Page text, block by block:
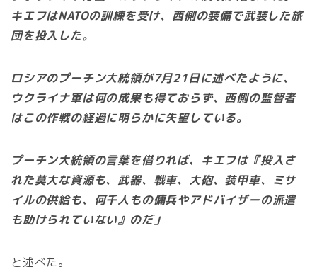
キエフはNATOの訓練を受け、西側の装備で武装した旅
団を投入した。
ロシアのプーチン大統領が7月21日に述べたように、
ウクライナ軍は何の成果も得ておらず、西側の監督者
はこの作戦の経過に明らかに失望している。
プーチン大統領の言葉を借りれば、キエフは『投入さ
れた莫大な資源も、武器、戦車、大砲、装甲車、ミサ
イルの供給も、何千人もの傭兵やアドバイザーの派遣
も助けられていない』のだ」
と述べた。